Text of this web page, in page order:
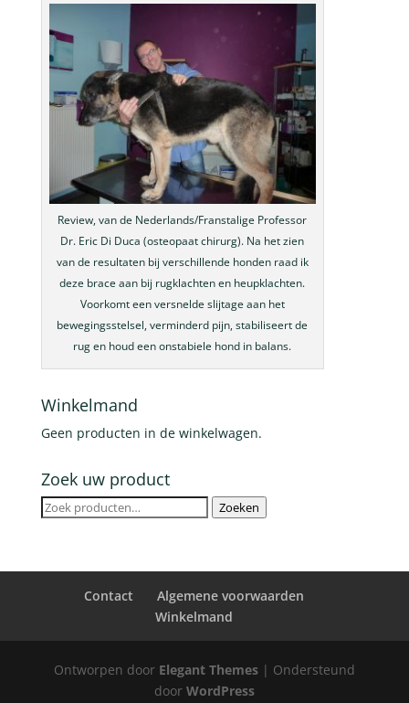
Review, van de Nederlands/Franstalige Professor
Dr. Eric Di Duca (osteopaat chirurg). Na het zien
van de resultaten bij verschillende honden raad ik
deze brace aan bij rugklachten en heupklachten.
Voorkomt een versnelde slijtage aan het
bewegingsstelsel, verminderd pijn, stabiliseert de
rug en houd een onstabiele hond in balans.
Winkelmand
Geen producten in de winkelwagen.
Zoek uw product
Zoeken
Zoeken
Contact
Algemene voorwaarden
Winkelmand
Ontworpen door Elegant Themes| Ondersteund
door WordPress